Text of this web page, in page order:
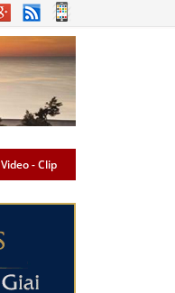
Video - Clip